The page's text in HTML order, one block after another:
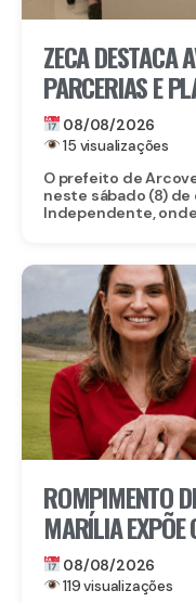
ZECA DESTACA
PARCERIAS E
FUTURO DE
08/08/2026
15 visualizações
O prefeito de
neste sábado (8)
Independente,
ROMPIMENTO
MARÍLIA EXPÕE
08/08/2026
119 visualizações